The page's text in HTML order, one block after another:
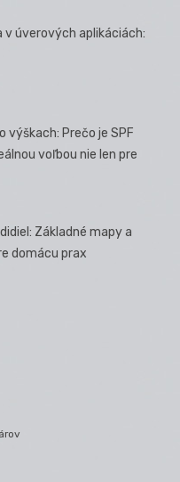
v úverových aplikáciách:
výškach: Prečo je SPF
voľbou nie len pre
Základné mapy a
domácu prax